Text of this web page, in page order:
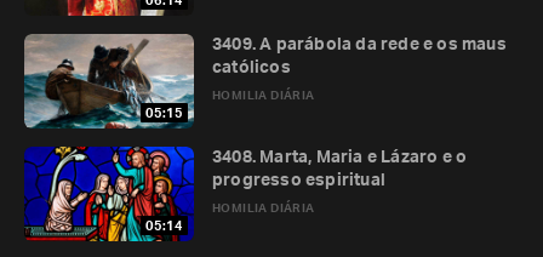
05:15
HOMILIA DIÁRIA
3409. A parábola da rede e os maus
católicos
05:14
HOMILIA DIÁRIA
3408. Marta, Maria e Lázaro e o
progresso espiritual